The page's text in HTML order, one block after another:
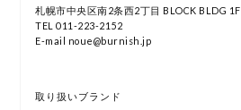
札幌市中央区南2条西2丁目 BLOCK BLDG 1F
TEL 011-223-2152
E-mail noue@burnish.jp
取り扱いブランド